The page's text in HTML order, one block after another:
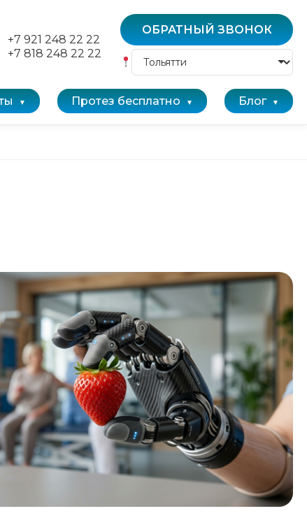
+7 921 248 22 22
+7 818 248 22 22
ОБРАТНЫЙ ЗВОНОК
Протез бесплатно Блог